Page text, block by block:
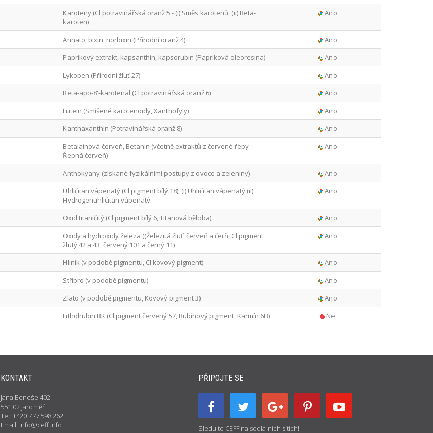
Karoteny (Cl potravinářská oranž 5 - (i) Směs karotenů, (ii) Beta-
karoten)
Ano
Annato, bixin, norbixin (Přírodní oranž 4)
Ano
Paprikový extrakt, kapsanthin, kapsorubin (Papriková oleoresina)
Ano
Lykopen (Přírodní žluť 27)
Ano
Beta-apo-8'-karotenal (Cl potravinářská oranž 6)
Ano
Lutein (Smíšené karotenoidy, Xanthofyly)
Ano
Kanthaxanthin (Potravinářská oranž 8)
Ano
Betalainová červeň, Betanin (včetně extraktů z červené řepy -
Řepná červeň)
Ano
Anthokyany (získané fyzikálními postupy z ovoce a zeleniny)
Ano
Uhličitan vápenatý (Cl pigment bílý 18); (i) Uhličitan vápenatý (ii)
Hydrogenuhličitan vápenatý
Ano
Oxid titaničitý (Cl pigment bílý 6, Titanová běloba)
Ano
Oxidy a hydroxidy železa ((Železitá žluť, červeň a čerň, Cl pigment
žlutý 42 a 43, červený 101 a černý 11)
Ano
Hliník (v podobě pigmentu, Cl kovový pigment)
Ano
Stříbro (v podobě pigmentu)
Ano
Zlato (v podobě pigmentu, Kovový pigment 3)
Ano
Litholrubin BK (Cl pigment červený 57, Rubínový pigment, Karmín 6B) Ne
KONTAKT
Jana Beneše 402
551 02 Jaroměř
Tel: +420 777 598 262
Email: info@ceff.info
PŘIPOJTE SE
Sledujte CEFF na sodiálních sítích!